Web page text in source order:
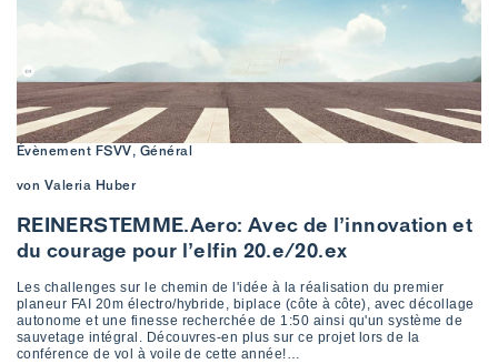
Évènement FSVV, Général
von Valeria Huber
REINERSTEMME.Aero: Avec de l’innovation et
du courage pour l’elfin 20.e/20.ex
Les challenges sur le chemin de l'idée à la réalisation du premier
planeur FAI 20m électro/hybride, biplace (côte à côte), avec décollage
autonome et une finesse recherchée de 1:50 ainsi qu'un système de
sauvetage intégral. Découvres-en plus sur ce projet lors de la
conférence de vol à voile de cette année!…